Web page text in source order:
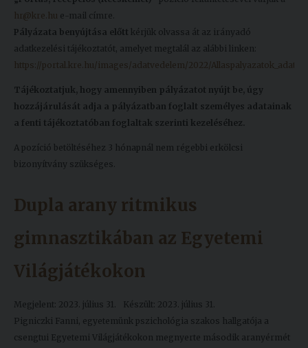
hr@kre.hu e-mail címre.
Pályázata benyújtása előtt kérjük olvassa át az irányadó
adatkezelési tájékoztatót, amelyet megtalál az alábbi linken:
https://portal.kre.hu/images/adatvedelem/2022/
Tájékoztatjuk, hogy amennyiben pályázatot nyújt be, úgy
hozzájárulását adja a pályázatban foglalt személyes adatainak
a fenti tájékoztatóban foglaltak szerinti kezeléséhez.
A pozíció betöltéséhez 3 hónapnál nem régebbi erkölcsi
bizonyítvány szükséges.
Dupla arany ritmikus
gimnasztikában az Egyetemi
Világjátékokon
Megjelent: 2023. július 31.
Készült: 2023. július 31.
Pigniczki Fanni, egyetemünk pszichológia szakos hallgatója a
csengtui Egyetemi Világjátékokon megnyerte második aranyérmét